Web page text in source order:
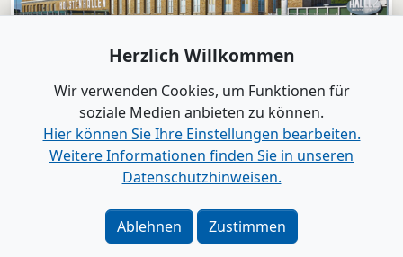
Impressum |Datenschutz|Barrierefreiheit
Google als bevorzugte Quelle merken
Herzlich Willkommen
Wir verwenden Cookies, um Funktionen für
soziale Medien anbieten zu können.
Hier können Sie Ihre Einstellungen bearbeiten.
Weitere Informationen finden Sie in unseren
Datenschutzhinweisen.
Ablehnen Zustimmen